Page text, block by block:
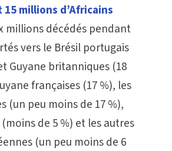
millions d’Africains
millions décédés pendant
vers le Brésil portugais
Guyane britanniques (18
françaises (17 %), les
(un peu moins de 17 %),
de 5 %) et les autres
(un peu moins de 6